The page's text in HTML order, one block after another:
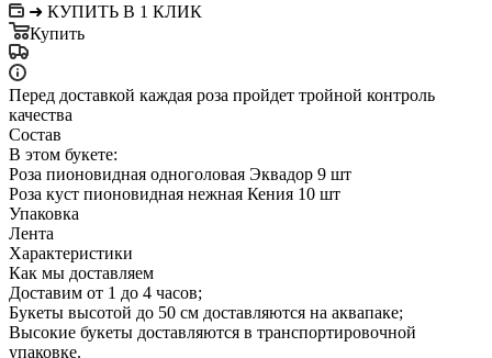
➜ КУПИТЬ В 1 КЛИК
Купить
Перед доставкой каждая роза пройдет тройной контроль
качества
Состав
В этом букете:
Роза пионовидная одноголовая Эквадор 9 шт
Роза куст пионовидная нежная Кения 10 шт
Упаковка
Лента
Характеристики
Как мы доставляем
Доставим от 1 до 4 часов;
Букеты высотой до 50 см доставляются на аквапаке;
Высокие букеты доставляются в транспортировочной
упаковке.